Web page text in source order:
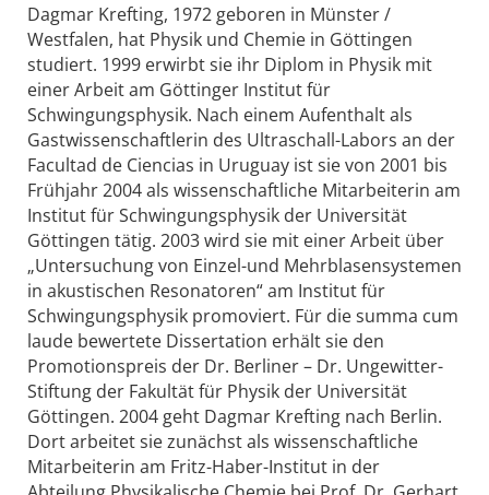
Dagmar Krefting, 1972 geboren in Münster /
Westfalen, hat Physik und Chemie in Göttingen
studiert. 1999 erwirbt sie ihr Diplom in Physik mit
einer Arbeit am Göttinger Institut für
Schwingungsphysik. Nach einem Aufenthalt als
Gastwissenschaftlerin des Ultraschall-Labors an der
Facultad de Ciencias in Uruguay ist sie von 2001 bis
Frühjahr 2004 als wissenschaftliche Mitarbeiterin am
Institut für Schwingungsphysik der Universität
Göttingen tätig. 2003 wird sie mit einer Arbeit über
„Untersuchung von Einzel-und Mehrblasensystemen
in akustischen Resonatoren“ am Institut für
Schwingungsphysik promoviert. Für die summa cum
laude bewertete Dissertation erhält sie den
Promotionspreis der Dr. Berliner – Dr. Ungewitter-
Stiftung der Fakultät für Physik der Universität
Göttingen. 2004 geht Dagmar Krefting nach Berlin.
Dort arbeitet sie zunächst als wissenschaftliche
Mitarbeiterin am Fritz-Haber-Institut in der